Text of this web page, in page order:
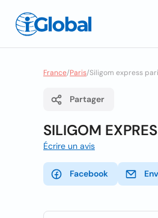
France/Paris/Siligom express
Partager
SILIGOM
Écrire un avis
Facebook